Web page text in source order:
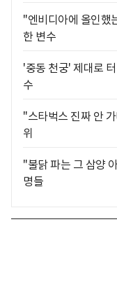
"엔비디아에 올인했
한 변수
'중동 천궁' 제대로
수
"스타벅스 진짜 안
위
"불닭 파는 그 삼양
명들